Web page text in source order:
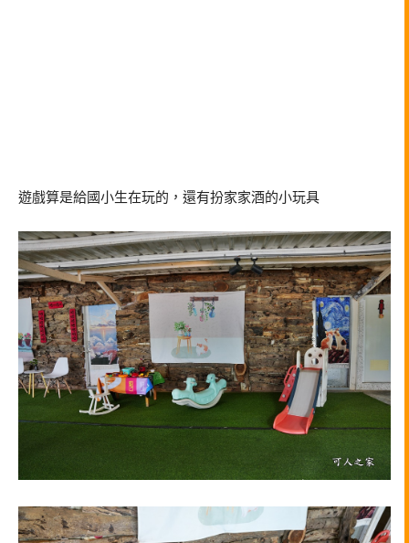
遊戲算是給國小生在玩的，還有扮家家酒的小玩具